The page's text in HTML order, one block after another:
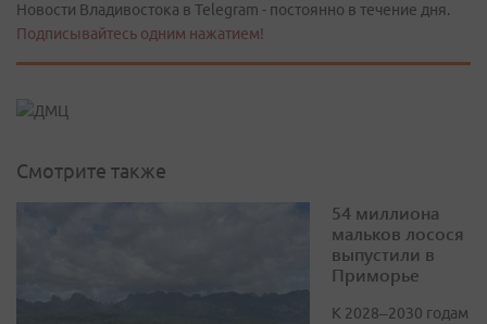
Новости Владивостока в Telegram - постоянно в течение дня.
Подписывайтесь одним нажатием!
Смотрите также
54 миллиона
мальков лосося
выпустили в
Приморье
К 2028–2030 годам